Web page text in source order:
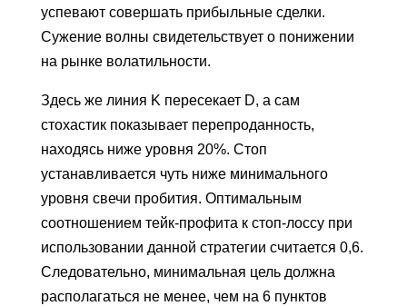
успевают совершать прибыльные сделки.
Сужение волны свидетельствует о понижении
на рынке волатильности.
Здесь же линия K пересекает D, а сам
стохастик показывает перепроданность,
находясь ниже уровня 20%. Стоп
устанавливается чуть ниже минимального
уровня свечи пробития. Оптимальным
соотношением тейк-профита к стоп-лоссу при
использовании данной стратегии считается 0,6.
Следовательно, минимальная цель должна
располагаться не менее, чем на 6 пунктов